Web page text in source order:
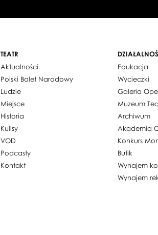
TEATR
Aktualności
Polski Balet Narodowy
Ludzie
Miejsce
Historia
Kulisy
VOD
Podcasty
Kontakt
Edukacja
Wycieczki
Galeria
Muzeum
Archiwum
Akademia
Konkurs
Butik
Wynajem
Wynajem